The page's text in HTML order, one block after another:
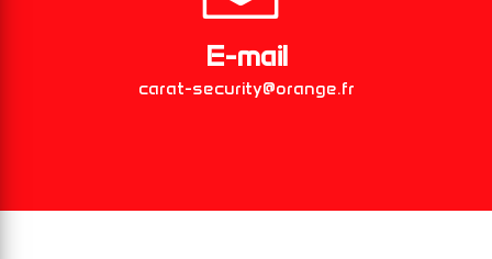
E-mail
carat-security@orange.fr